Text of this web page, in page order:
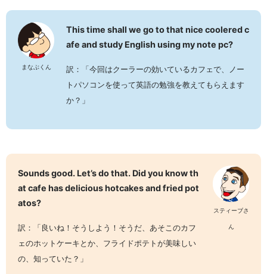
This time shall we go to that nice coolered c
afe and study English using my note pc?
訳：「今回はクーラーの効いているカフェで、ノー
トパソコンを使って英語の勉強を教えてもらえます
か？」
まなぶくん
Sounds good. Let’s do that. Did you know th
at cafe has delicious hotcakes and fried pot
atos?
訳：「良いね！そうしよう！そうだ、あそこのカフ
ェのホットケーキとか、フライドポテトが美味しい
の、知っていた？」
スティーブさ
ん